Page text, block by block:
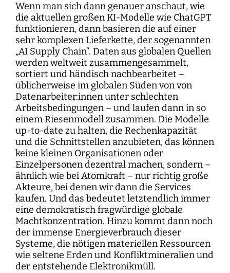
Wenn man sich dann genauer anschaut, wie
die aktuellen großen KI-Modelle wie ChatGPT
funktionieren, dann basieren die auf einer
sehr komplexen Lieferkette, der sogenannten
„AI Supply Chain“. Daten aus globalen Quellen
werden weltweit zusammengesammelt,
sortiert und händisch nachbearbeitet –
üblicherweise im globalen Süden von von
Datenarbeiter:innen unter schlechten
Arbeitsbedingungen – und laufen dann in so
einem Riesenmodell zusammen. Die Modelle
up-to-date zu halten, die Rechenkapazität
und die Schnittstellen anzubieten, das können
keine kleinen Organisationen oder
Einzelpersonen dezentral machen, sondern –
ähnlich wie bei Atomkraft – nur richtig große
Akteure, bei denen wir dann die Services
kaufen. Und das bedeutet letztendlich immer
eine demokratisch fragwürdige globale
Machtkonzentration. Hinzu kommt dann noch
der immense Energieverbrauch dieser
Systeme, die nötigen materiellen Ressourcen
wie seltene Erden und Konfliktmineralien und
der entstehende Elektronikmüll.